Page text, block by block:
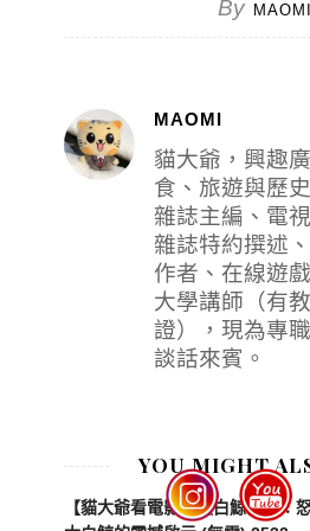
By MAOMI
MAOMI
貓大爺，興趣
食、旅遊與歷
雜誌主編、電
雜誌特約撰述
作者、在線遊
大學講師（有
證），現為專
談話來賓。
YOU MIGHT
【貓大爺看電影】《白鯨傳奇：